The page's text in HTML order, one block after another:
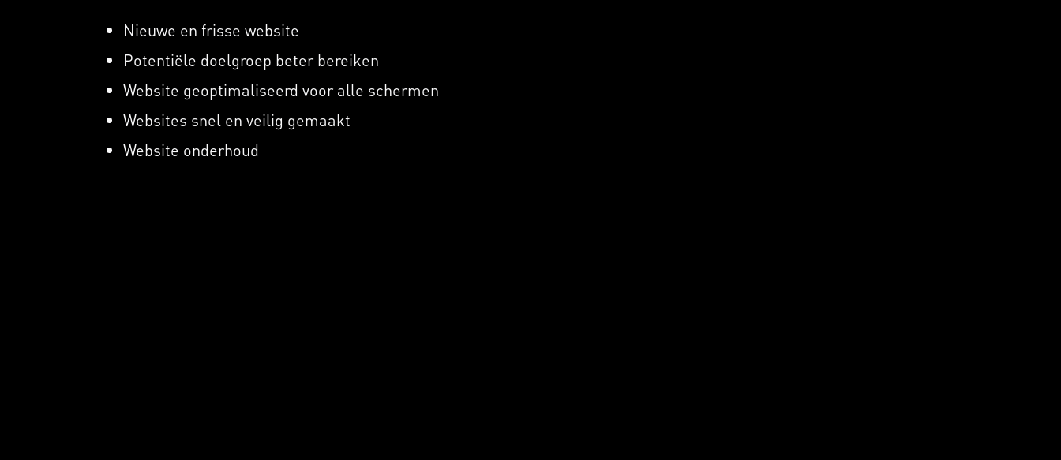
Nieuwe en frisse website
Potentiële doelgroep beter bereiken
Website geoptimaliseerd voor alle schermen
Websites snel en veilig gemaakt
Website onderhoud